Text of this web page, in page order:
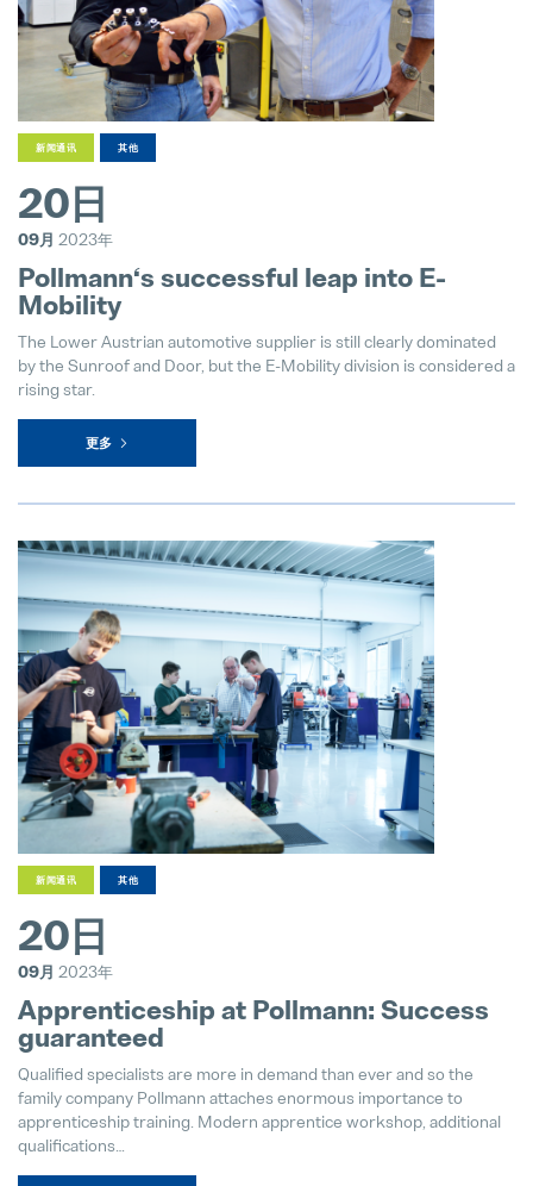
新闻通讯 其他
20日
09月 2023年
Pollmann‘s successful leap into E-
Mobility
The Lower Austrian automotive supplier is still clearly dominated
by the Sunroof and Door, but the E-Mobility division is considered a
rising star.
更多
新闻通讯 其他
20日
09月 2023年
Apprenticeship at Pollmann: Success
guaranteed
Qualified specialists are more in demand than ever and so the
family company Pollmann attaches enormous importance to
apprenticeship training. Modern apprentice workshop, additional
qualifications…